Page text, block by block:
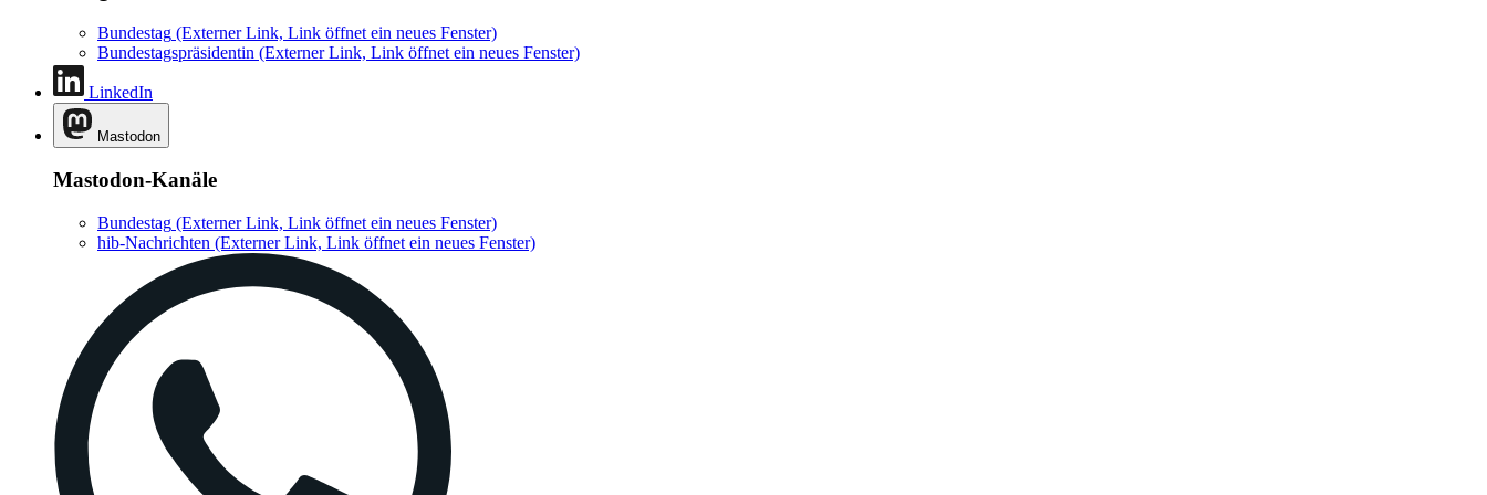
Bundestag (Externer Link, Link öffnet ein neues Fenster)
Bundestagspräsidentin (Externer Link, Link öffnet ein neues Fenster)
LinkedIn
Mastodon
Mastodon-Kanäle
Bundestag (Externer Link, Link öffnet ein neues Fenster)
hib-Nachrichten (Externer Link, Link öffnet ein neues Fenster)